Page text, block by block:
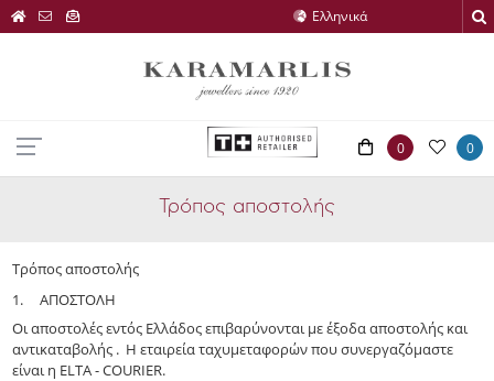
0 0
Τρόπος αποστολής
Τρόπος αποστολής
1.ΑΠΟΣΤΟΛΗ
Οι αποστολές εντός Ελλάδος επιβαρύνονται με έξοδα αποστολής και
αντικαταβολής . Η εταιρεία ταχυμεταφορών που συνεργαζόμαστε
είναι η ELTA - COURIER.